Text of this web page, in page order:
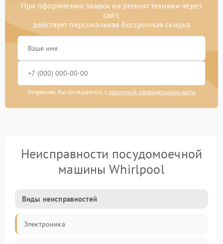
При оформлении заявки на ремонт техники через
сайт,
действует персональная бессрочная скидка
Отправляя, Вы соглашаетесь с политикой конфиденциальности
Неисправности посудомоечной
машины Whirlpool
Виды неисправностей
Электроника